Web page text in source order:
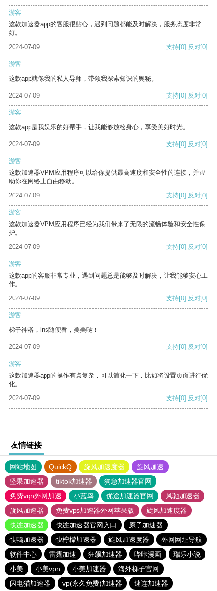
游客
这款加速器app的客服很贴心，遇到问题都能及时解决，服务态度非常
好。
2024-07-09
支持[0] 反对[0]
游客
这款app就像我的私人导师，带领我探索知识的奥秘。
2024-07-09 支持[0] 反对[0]
游客
这款app是我娱乐的好帮手，让我能够放松身心，享受美好时光。
2024-07-09 支持[0] 反对[0]
游客
这款加速器VPM应用程序可以给你提供最高速度和安全性的连接，并帮
助你在网络上自由移动。
2024-07-09
支持[0] 反对[0]
游客
这款加速器VPM应用程序已经为我们带来了无限的流畅体验和安全性保
护。
2024-07-09
支持[0] 反对[0]
游客
这款app的客服非常专业，遇到问题总是能够及时解决，让我能够安心工
作。
2024-07-09
支持[0] 反对[0]
游客
梯子神器，ins随便看，美美哒！
2024-07-09 支持[0] 反对[0]
游客
这款加速器app的操作有点复杂，可以简化一下，比如将设置页面进行优
化。
2024-07-09
支持[0] 反对[0]
友情链接
网站地图 QuickQ 旋风加速度器
旋风加速
坚果加速器
tiktok加速器
狗急加速器官网
免费vqn外网加速
小蓝鸟 优途加速器官网
风驰加速器
旋风加速器
免费vps加速器外网苹果版
旋风加速度器
快连加速器
快连加速器官网入口
原子加速器
快鸭加速器
快柠檬加速器 旋风加速度器
外网网址导航
软件中心
雷霆加速 狂飙加速器 哔咔漫画
瑞乐小说
小美
小美vpn 小美加速器
海外梯子官网
闪电猫加速器
vp(永久免费)加速器 速连加速器